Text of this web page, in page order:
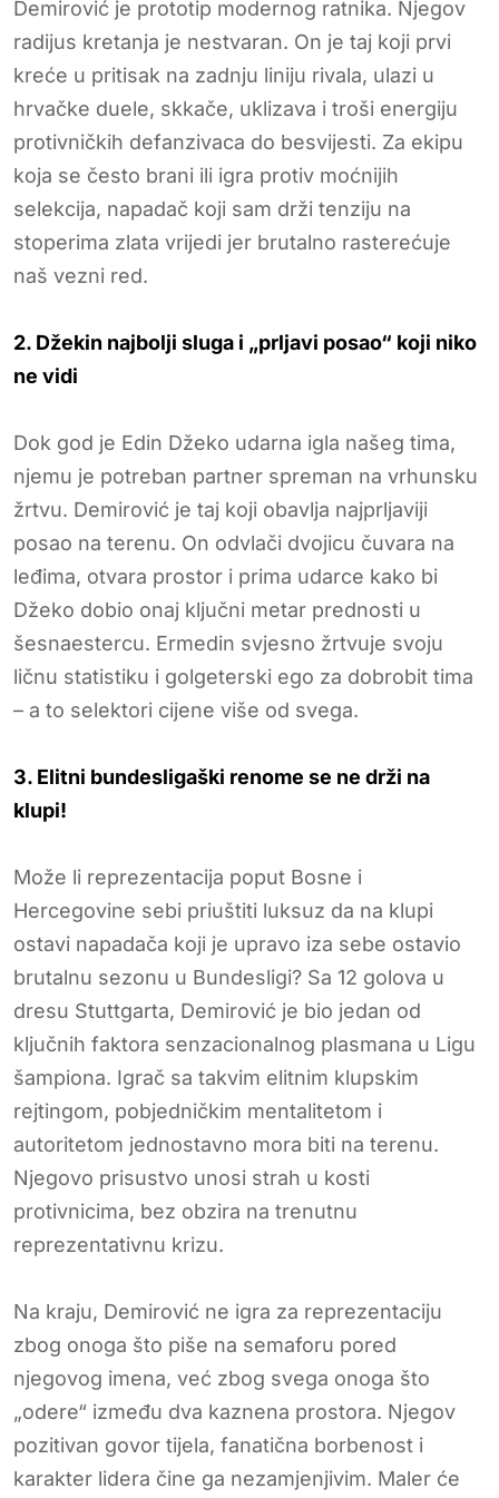
Demirović je prototip modernog ratnika. Njegov
radijus kretanja je nestvaran. On je taj koji prvi
kreće u pritisak na zadnju liniju rivala, ulazi u
hrvačke duele, skkače, uklizava i troši energiju
protivničkih defanzivaca do besvijesti. Za ekipu
koja se često brani ili igra protiv moćnijih
selekcija, napadač koji sam drži tenziju na
stoperima zlata vrijedi jer brutalno rasterećuje
naš vezni red.
2. Džekin najbolji sluga i „prljavi posao“ koji niko
ne vidi
Dok god je Edin Džeko udarna igla našeg tima,
njemu je potreban partner spreman na vrhunsku
žrtvu. Demirović je taj koji obavlja najprljaviji
posao na terenu. On odvlači dvojicu čuvara na
leđima, otvara prostor i prima udarce kako bi
Džeko dobio onaj ključni metar prednosti u
šesnaestercu. Ermedin svjesno žrtvuje svoju
ličnu statistiku i golgeterski ego za dobrobit tima
– a to selektori cijene više od svega.
3. Elitni bundesligaški renome se ne drži na
klupi!
Može li reprezentacija poput Bosne i
Hercegovine sebi priuštiti luksuz da na klupi
ostavi napadača koji je upravo iza sebe ostavio
brutalnu sezonu u Bundesligi? Sa 12 golova u
dresu Stuttgarta, Demirović je bio jedan od
ključnih faktora senzacionalnog plasmana u Ligu
šampiona. Igrač sa takvim elitnim klupskim
rejtingom, pobjedničkim mentalitetom i
autoritetom jednostavno mora biti na terenu.
Njegovo prisustvo unosi strah u kosti
protivnicima, bez obzira na trenutnu
reprezentativnu krizu.
Na kraju, Demirović ne igra za reprezentaciju
zbog onoga što piše na semaforu pored
njegovog imena, već zbog svega onoga što
„odere“ između dva kaznena prostora. Njegov
pozitivan govor tijela, fanatična borbenost i
karakter lidera čine ga nezamjenjivim. Maler će